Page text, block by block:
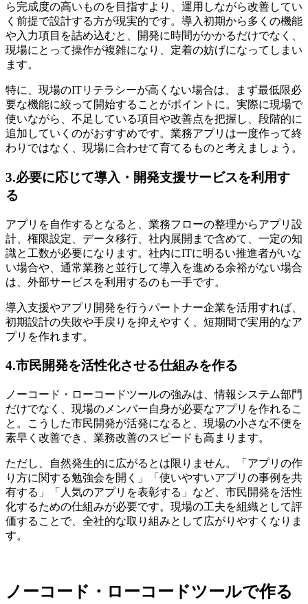
ら完成度の高いものを目指すより、運用しながら改善してい
く前提で設計する方が現実的です。導入初期から多くの機能
や入力項目を詰め込むと、開発に時間がかかるだけでなく、
現場にとって操作が複雑になり、定着の妨げになってしまい
ます。
特に、現場のITリテラシーが高くない場合は、まず最低限必
要な機能に絞って開始することがポイントに。実際に現場で
使いながら、不足している項目や改善点を把握し、段階的に
追加していくのがおすすめです。業務アプリは一度作って終
わりではなく、現場に合わせて育てるものと考えましょう。
3.必要に応じて導入・開発支援サービスを利用す
る
アプリを自作するとなると、業務フローの整理からアプリ設
計、権限設定、データ移行、社内展開まで含めて、一定の知
識と工数が必要になります。社内にITに明るい推進者がいな
い場合や、通常業務と並行して導入を進める余裕がない場合
は、外部サービスを利用するのも一手です。
導入支援やアプリ開発を行うパートナー企業を活用すれば、
初期設計の失敗や手戻りを抑えやすく、短期間で実用的なア
プリを作れます。
4.市民開発を活性化させる仕組みを作る
ノーコード・ローコードツールの強みは、情報システム部門
だけでなく、現場のメンバー自身が必要なアプリを作れるこ
と。こうした市民開発が活発になると、現場の小さな不便を
素早く改善でき、業務改善のスピードも高まります。
ただし、自然発生的に広がるとは限りません。「アプリの作
り方に関する勉強会を開く」「使いやすいアプリの事例を共
有する」「人気のアプリを表彰する」など、市民開発を活性
化するための仕組みが必要です。現場の工夫を組織として評
価することで、全社的な取り組みとして広がりやすくなりま
す。
ノーコード・ローコードツールで作る